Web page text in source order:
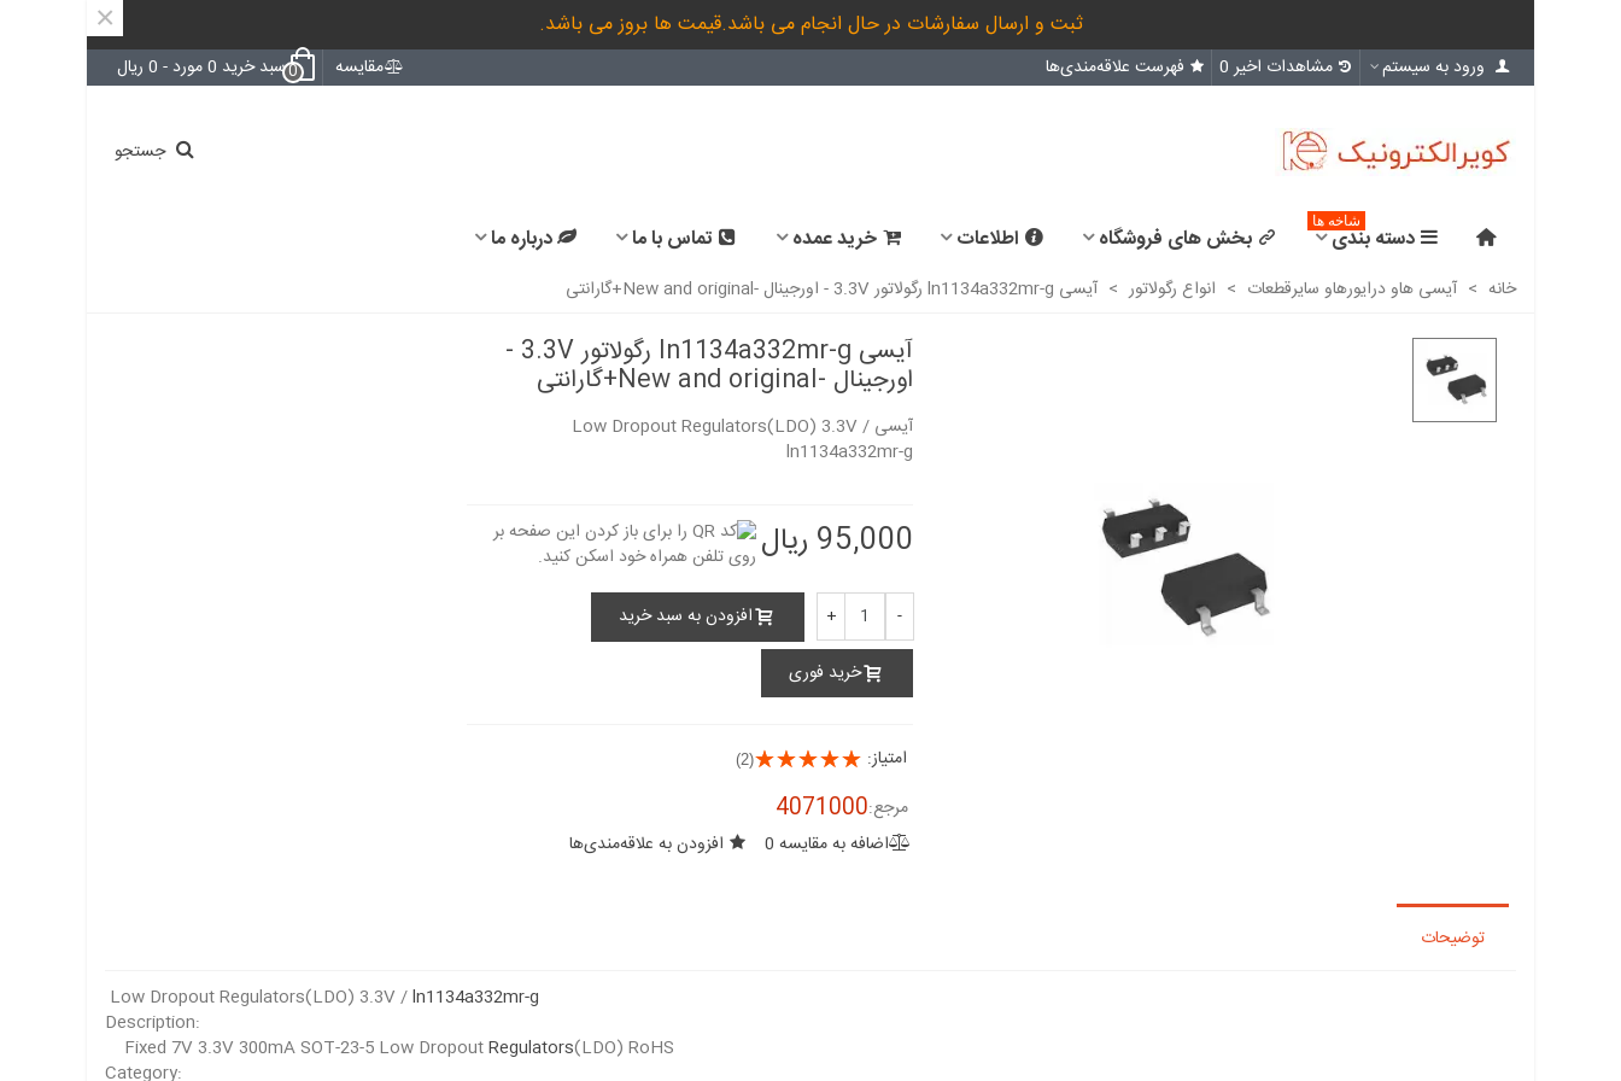
ثبت و ارسال سفارشات در حال انجام می باشد.قیمت ها بروز می باشد. ×
ورود به سیستم مشاهدات اخیر 0 فهرست علاقه‌مندی‌ها مقایسه 0سبد خرید 0مورد - 0 ریال
جستجو
دسته بندی
شاخه ها
بخش های فروشگاه اطلاعات خرید عمده تماس با ما درباره ما
خانه > آیسی هاو درایورهاو سایرقطعات > انواع رگولاتور > آیسی ln1134a332mr-g رگولاتور 3.3V - اورجینال -New and original+گارانتی
آیسی ln1134a332mr-g رگولاتور 3.3V -
اورجینال -New and original+گارانتی
آیسی Low Dropout Regulators(LDO) 3.3V /
ln1134a332mr-g
95,000 ریال
-
+
افزودن به سبد خرید
خرید فوری
امتیاز: (2)
مرجع:4071000
اضافه به مقایسه 0 افزودن به علاقه‌مندی‌ها
توضیحات
Low Dropout Regulators(LDO) 3.3V /ln1134a332mr-g
Description:
Fixed 7V 3.3V 300mA SOT-23-5 Low DropoutRegulators(LDO) RoHS
Category: